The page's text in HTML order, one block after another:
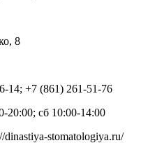
8
14; +7 (861) 261-51-76
20:00; сб 10:00-14:00
dinastiya-stomatologiya.ru/